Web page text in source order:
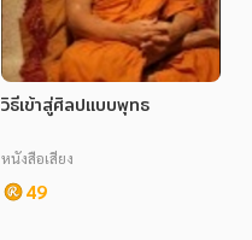
วิธีเข้าสู่ศิลปแบบพุทธ
หนังสือเสียง
49